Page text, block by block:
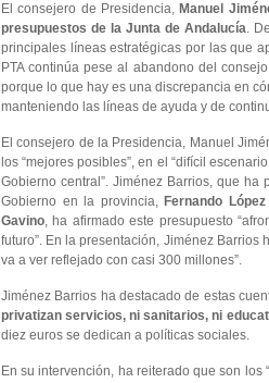
El consejero de Presidencia, Manuel
presupuestos de la Junta de Andalucía.
principales líneas estratégicas por las que
PTA continúa pese al abandono del
porque lo que hay es una discrepancia en
manteniendo las líneas de ayuda y de
El consejero de la Presidencia, Manuel
los “mejores posibles”, en el “difícil
Gobierno central”. Jiménez Barrios, que
Gobierno en la provincia, Fernando López
Gavino, ha afirmado este presupuesto
futuro”. En la presentación, Jiménez Barrios
va a ver reflejado con casi 300 millones”.
Jiménez Barrios ha destacado de estas
privatizan servicios, ni sanitarios, ni
diez euros se dedican a políticas sociales.
En su intervención, ha reiterado que son los